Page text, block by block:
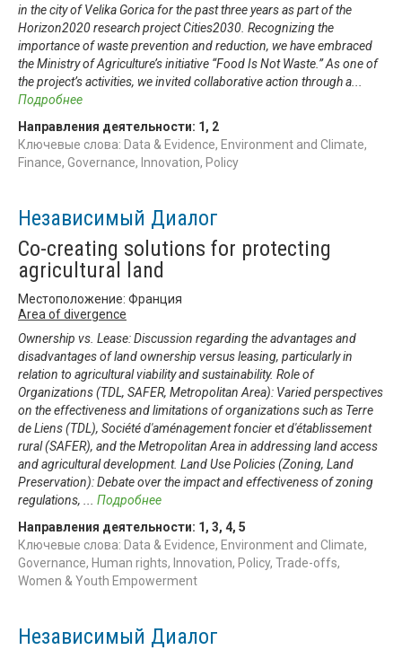
in the city of Velika Gorica for the past three years as part of the
Horizon2020 research project Cities2030. Recognizing the
importance of waste prevention and reduction, we have embraced
the Ministry of Agriculture’s initiative “Food Is Not Waste.” As one of
the project’s activities, we invited collaborative action through a
Подробнее
Направления деятельности: 1 , 2
Ключевые слова: Data & Evidence, Environment and Climate,
Finance, Governance, Innovation, Policy
Независимый Диалог
Co-creating solutions for protecting
agricultural land
Местоположение: Франция
Area of divergence
Ownership vs. Lease: Discussion regarding the advantages and
disadvantages of land ownership versus leasing, particularly in
relation to agricultural viability and sustainability. Role of
Organizations (TDL, SAFER, Metropolitan Area): Varied perspectives
on the effectiveness and limitations of organizations such as Terre
de Liens (TDL), Société d'aménagement foncier et d'établissement
rural (SAFER), and the Metropolitan Area in addressing land access
and agricultural development. Land Use Policies (Zoning, Land
Preservation): Debate over the impact and effectiveness of zoning
regulations,
Подробнее
Направления деятельности: 1 , 3, 4, 5
Ключевые слова: Data & Evidence, Environment and Climate,
Governance, Human rights, Innovation, Policy, Trade-offs,
Women & Youth Empowerment
Независимый Диалог